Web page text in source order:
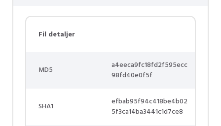
Fil detaljer
MD5
a4eeca9fc18fd2f595ecc
98fd40e0f5f
SHA1
efbab95f94c418be4b02
5f3ca14ba3441c1d7ce8